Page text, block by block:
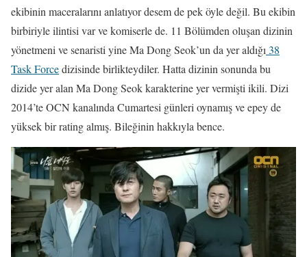
ekibinin maceralarını anlatıyor desem de pek öyle değil. Bu ekibin
birbiriyle ilintisi var ve komiserle de. 11 Bölümden oluşan dizinin
yönetmeni ve senaristi yine Ma Dong Seok’un da yer aldığı 38
Task Forcedizisinde birlikteydiler. Hatta dizinin sonunda bu
dizide yer alan Ma Dong Seok karakterine yer vermişti ikili. Dizi
2014’te OCN kanalında Cumartesi günleri oynamış ve epey de
yüksek bir rating almış. Bileğinin hakkıyla bence.